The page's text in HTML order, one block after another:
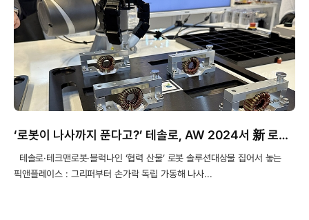
‘로봇이 나사까지 푼다고?’ 테솔로, AW 2024서 新 로봇 방향성 제시
테솔로·테크맨로봇·블럭나인 ‘협력 산물’ 로봇 솔루션대상물 집어서 놓는
픽앤플레이스 : 그리퍼부터 손가락 독립 가동해 나사...